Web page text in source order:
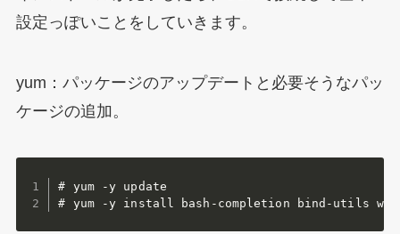
設定っぽいことをしていきます。
yum：パッケージのアップデートと必要そうなパッ
ケージの追加。
# yum -y update
# yum -y install bash-completion bind-utils